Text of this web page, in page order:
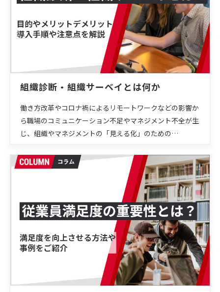
組織診断・組織サーベイとは何か
働き方改革やコロナ禍によるリモートワークなどの影響か
ら職場のコミュニケーション不足やマネジメント不全が生
じ、組織やマネジメントの「見える化」のための…